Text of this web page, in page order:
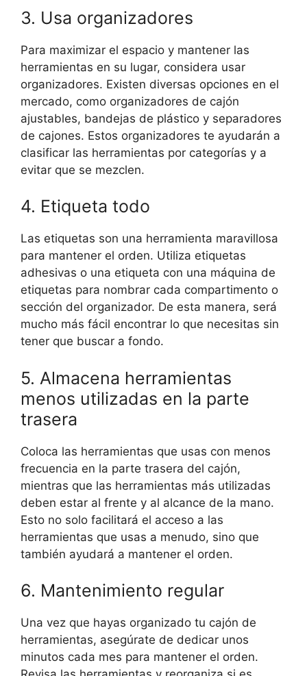
3. Usa organizadores
Para maximizar el espacio y mantener las
herramientas en su lugar, considera usar
organizadores. Existen diversas opciones en el
mercado, como organizadores de cajón
ajustables, bandejas de plástico y separadores
de cajones. Estos organizadores te ayudarán a
clasificar las herramientas por categorías y a
evitar que se mezclen.
4. Etiqueta todo
Las etiquetas son una herramienta maravillosa
para mantener el orden. Utiliza etiquetas
adhesivas o una etiqueta con una máquina de
etiquetas para nombrar cada compartimento o
sección del organizador. De esta manera, será
mucho más fácil encontrar lo que necesitas sin
tener que buscar a fondo.
5. Almacena herramientas
menos utilizadas en la parte
trasera
Coloca las herramientas que usas con menos
frecuencia en la parte trasera del cajón,
mientras que las herramientas más utilizadas
deben estar al frente y al alcance de la mano.
Esto no solo facilitará el acceso a las
herramientas que usas a menudo, sino que
también ayudará a mantener el orden.
6. Mantenimiento regular
Una vez que hayas organizado tu cajón de
herramientas, asegúrate de dedicar unos
minutos cada mes para mantener el orden.